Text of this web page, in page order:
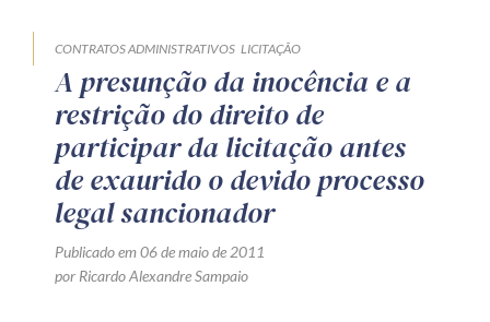
CONTRATOS ADMINISTRATIVOS LICITAÇÃO
A presunção da inocência e a
restrição do direito de
participar da licitação antes
de exaurido o devido processo
legal sancionador
Publicado em 06 de maio de 2011
por Ricardo Alexandre Sampaio